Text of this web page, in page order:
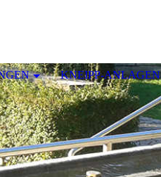
KNEIPP-ANLAGEN